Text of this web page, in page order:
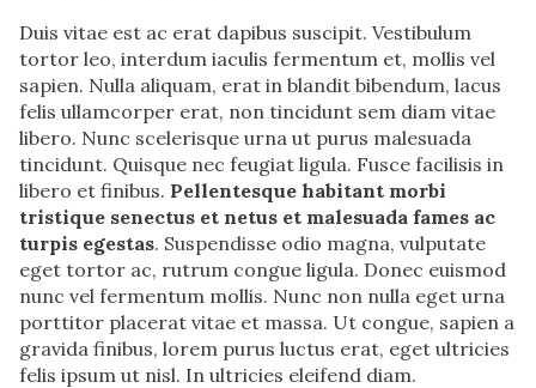
Duis vitae est ac erat dapibus suscipit. Vestibulum
tortor leo, interdum iaculis fermentum et, mollis vel
sapien. Nulla aliquam, erat in blandit bibendum, lacus
felis ullamcorper erat, non tincidunt sem diam vitae
libero. Nunc scelerisque urna ut purus malesuada
tincidunt. Quisque nec feugiat ligula. Fusce facilisis in
libero et finibus. Pellentesque habitant morbi
tristique senectus et netus et malesuada fames ac
turpis egestas. Suspendisse odio magna, vulputate
eget tortor ac, rutrum congue ligula. Donec euismod
nunc vel fermentum mollis. Nunc non nulla eget urna
porttitor placerat vitae et massa. Ut congue, sapien a
gravida finibus, lorem purus luctus erat, eget ultricies
felis ipsum ut nisl. In ultricies eleifend diam.